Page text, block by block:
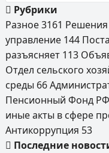
Рубрики
Разное3161 Решения
управление 144
разъясняет 113
Отдел сельского
среды 66
Пенсионный Фонд РФ
иные акты в сфере
Антикоррупция 53
Последние